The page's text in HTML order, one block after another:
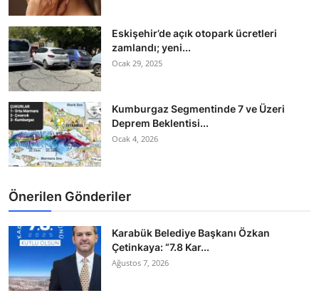
Eskişehir’de açık otopark ücretleri
zamlandı; yeni...
Ocak 29, 2025
Kumburgaz Segmentinde 7 ve Üzeri
Deprem Beklentisi...
Ocak 4, 2026
Önerilen Gönderiler
Karabük Belediye Başkanı Özkan
Çetinkaya: “7.8 Kar...
Ağustos 7, 2026